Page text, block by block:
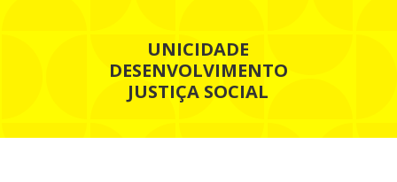
UNICIDADE
DESENVOLVIMENTO
JUSTIÇA SOCIAL